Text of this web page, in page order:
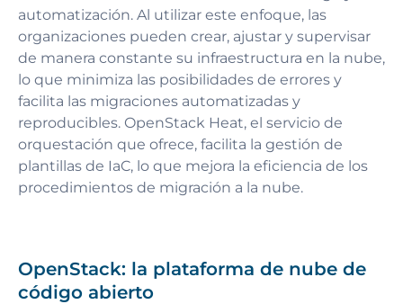
automatización. Al utilizar este enfoque, las
organizaciones pueden crear, ajustar y supervisar
de manera constante su infraestructura en la nube,
lo que minimiza las posibilidades de errores y
facilita las migraciones automatizadas y
reproducibles. OpenStack Heat, el servicio de
orquestación que ofrece, facilita la gestión de
plantillas de IaC, lo que mejora la eficiencia de los
procedimientos de migración a la nube.
OpenStack: la plataforma de nube de
código abierto